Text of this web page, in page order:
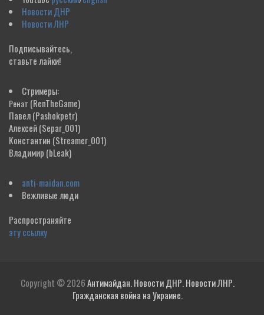
Новости ДНР
Новости ЛНР
Подписывайтесь,
ставьте лайки!
Стримеры:
Ренат (RenTheGame)
Павел(Pashokpetr)
Алексей(Separ_001)
Константин (Streamer_001)
Владимир (bLeak)
anti-maidan.com
Вежливые люди
Распространяйте
эту ссылку
Copyright © 2026Антимайдан. Новости ДНР. Новости ЛНР.
Гражданская война на Украине.